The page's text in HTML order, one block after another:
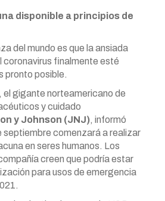
disponible a principios de
del mundo es que la ansiada
coronavirus finalmente esté
pronto posible.
gigante norteamericano de
y cuidado
y Johnson (JNJ), informó
septiembre comenzará a realizar
en seres humanos. Los
creen que podría estar
para usos de emergencia